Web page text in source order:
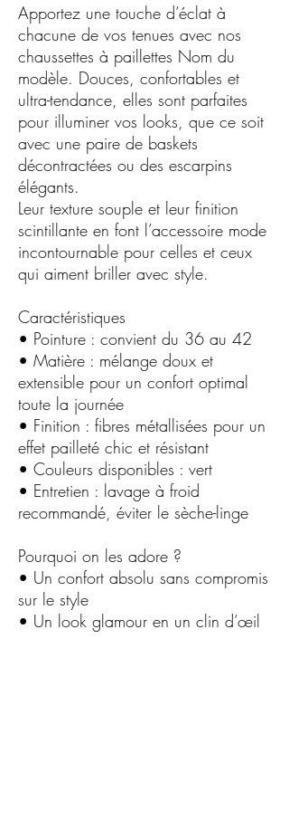
Apportez une touche d’éclat à
chacune de vos tenues avec nos
chaussettes à paillettes Nom du
modèle. Douces, confortables et
ultra-tendance, elles sont parfaites
pour illuminer vos looks, que ce soit
avec une paire de baskets
décontractées ou des escarpins
élégants.
Leur texture souple et leur finition
scintillante en font l’accessoire mode
incontournable pour celles et ceux
qui aiment briller avec style.
Caractéristiques
• Pointure : convient du 36 au 42
• Matière : mélange doux et
extensible pour un confort optimal
toute la journée
• Finition : fibres métallisées pour un
effet pailleté chic et résistant
• Couleurs disponibles : vert
• Entretien : lavage à froid
recommandé, éviter le sèche-linge
Pourquoi on les adore ?
• Un confort absolu sans compromis
sur le style
• Un look glamour en un clin d’œil